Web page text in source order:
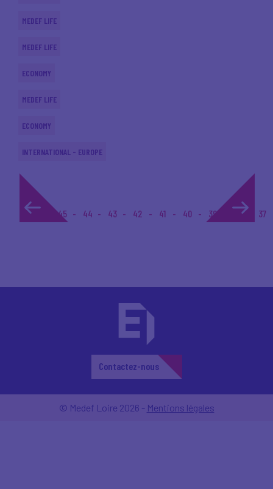
MEDEF LIFE
MEDEF LIFE
ECONOMY
MEDEF LIFE
ECONOMY
INTERNATIONAL - EUROPE
1... 45 44 43 42 41 40 39 38 37
Contactez-nous
© Medef Loire 2026 - Mentions légales